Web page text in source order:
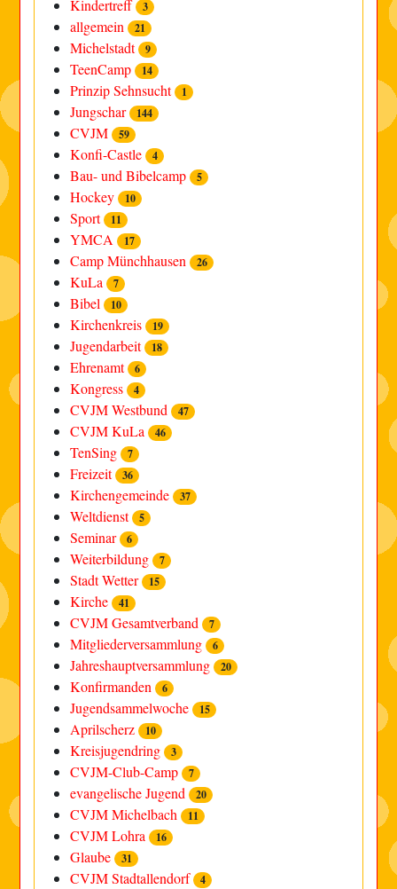
Kindertreff 3
allgemein 21
Michelstadt 9
TeenCamp 14
Prinzip Sehnsucht 1
Jungschar 144
CVJM 59
Konfi-Castle 4
Bau- und Bibelcamp 5
Hockey 10
Sport 11
YMCA 17
Camp Münchhausen 26
KuLa 7
Bibel 10
Kirchenkreis 19
Jugendarbeit 18
Ehrenamt 6
Kongress 4
CVJM Westbund 47
CVJM KuLa 46
TenSing 7
Freizeit 36
Kirchengemeinde 37
Weltdienst 5
Seminar 6
Weiterbildung 7
Stadt Wetter 15
Kirche 41
CVJM Gesamtverband 7
Mitgliederversammlung 6
Jahreshauptversammlung 20
Konfirmanden 6
Jugendsammelwoche 15
Aprilscherz 10
Kreisjugendring 3
CVJM-Club-Camp 7
evangelische Jugend 20
CVJM Michelbach 11
CVJM Lohra 16
Glaube 31
CVJM Stadtallendorf 4